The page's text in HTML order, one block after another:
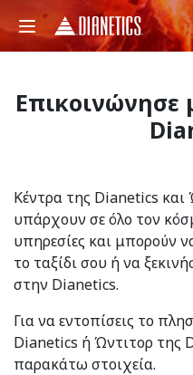
Επικοινώνησε
Κέντρα της Dianetics
υπάρχουν σε όλο τον
υπηρεσίες και μπορούν
το ταξίδι σου ή να
στην Dianetics.
Για να εντοπίσεις το
Dianetics ή Ώντιτορ της
παρακάτω στοιχεία.